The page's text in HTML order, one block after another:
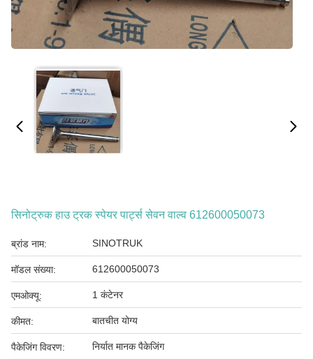
सिनोट्रुक हाउ ट्रक स्पेयर पार्ट्स सेवन वाल्व 612600050073
ब्रांड नाम: SINOTRUK
मॉडल संख्या: 612600050073
एमओक्यू: 1 कंटेनर
कीमत: बातचीत योग्य
पैकेजिंग विवरण: निर्यात मानक पैकेजिंग